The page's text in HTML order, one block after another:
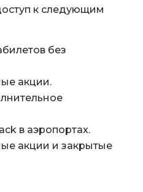
к следующим
без
акции.
в аэропортах.
акции и закрытые